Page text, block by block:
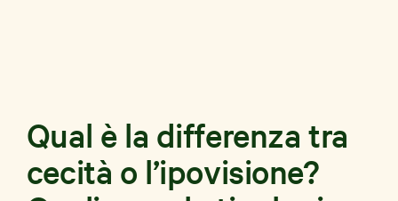
Qual è la differenza tra
cecità o l’ipovisione?